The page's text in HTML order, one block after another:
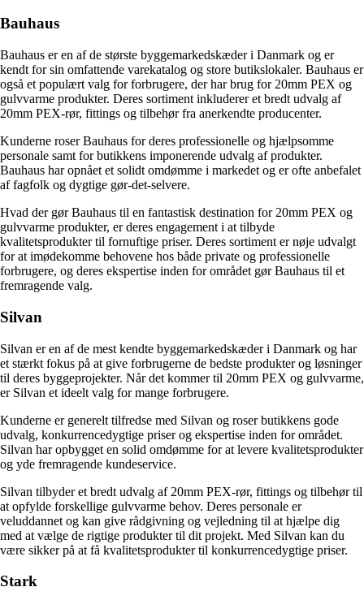
Bauhaus
Bauhaus er en af ​​de største byggemarkedskæder i Danmark og er
kendt for sin omfattende varekatalog og store butikslokaler. Bauhaus er
også et populært valg for forbrugere, der har brug for 20mm PEX og
gulvvarme produkter. Deres sortiment inkluderer et bredt udvalg af
20mm PEX-rør, fittings og tilbehør fra anerkendte producenter.
Kunderne roser Bauhaus for deres professionelle og hjælpsomme
personale samt for butikkens imponerende udvalg af produkter.
Bauhaus har opnået et solidt omdømme i markedet og er ofte anbefalet
af fagfolk og dygtige gør-det-selvere.
Hvad der gør Bauhaus til en fantastisk destination for 20mm PEX og
gulvvarme produkter, er deres engagement i at tilbyde
kvalitetsprodukter til fornuftige priser. Deres sortiment er nøje udvalgt
for at imødekomme behovene hos både private og professionelle
forbrugere, og deres ekspertise inden for området gør Bauhaus til et
fremragende valg.
Silvan
Silvan er en af de mest kendte byggemarkedskæder i Danmark og har
et stærkt fokus på at give forbrugerne de bedste produkter og løsninger
til deres byggeprojekter. Når det kommer til 20mm PEX og gulvvarme,
er Silvan et ideelt valg for mange forbrugere.
Kunderne er generelt tilfredse med Silvan og roser butikkens gode
udvalg, konkurrencedygtige priser og ekspertise inden for området.
Silvan har opbygget en solid omdømme for at levere kvalitetsprodukter
og yde fremragende kundeservice.
Silvan tilbyder et bredt udvalg af 20mm PEX-rør, fittings og tilbehør til
at opfylde forskellige gulvvarme behov. Deres personale er
veluddannet og kan give rådgivning og vejledning til at hjælpe dig
med at vælge de rigtige produkter til dit projekt. Med Silvan kan du
være sikker på at få kvalitetsprodukter til konkurrencedygtige priser.
Stark